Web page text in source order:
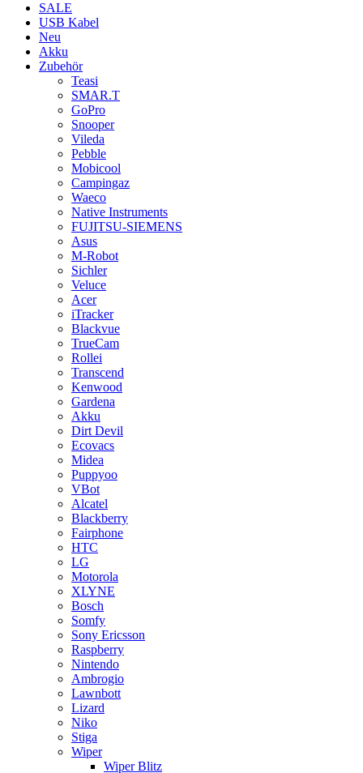
SALE
USB Kabel
Neu
Akku
Zubehör
Teasi
SMAR.T
GoPro
Snooper
Vileda
Pebble
Mobicool
Campingaz
Waeco
Native Instruments
FUJITSU-SIEMENS
Asus
M-Robot
Sichler
Veluce
Acer
iTracker
Blackvue
TrueCam
Rollei
Transcend
Kenwood
Gardena
Akku
Dirt Devil
Ecovacs
Midea
Puppyoo
VBot
Alcatel
Blackberry
Fairphone
HTC
LG
Motorola
XLYNE
Bosch
Somfy
Sony Ericsson
Raspberry
Nintendo
Ambrogio
Lawnbott
Lizard
Niko
Stiga
Wiper
Wiper Blitz